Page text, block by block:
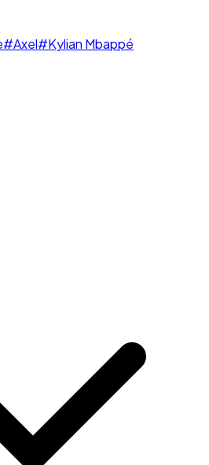
#Axel#Kylian Mbappé